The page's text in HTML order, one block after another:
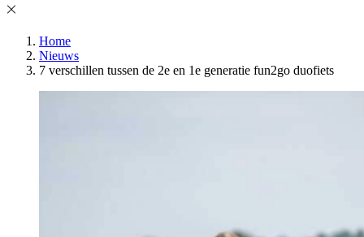
Home
Nieuws
7 verschillen tussen de 2e en 1e generatie fun2go duofiets